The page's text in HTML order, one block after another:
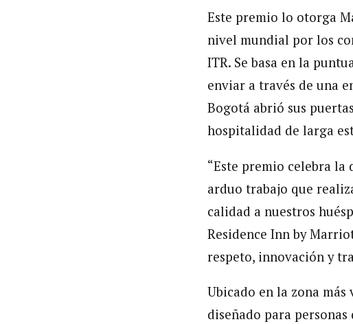
Este premio lo otorga
nivel mundial por los
ITR. Se basa en la
enviar a través de una
Bogotá abrió sus
hospitalidad de larga
“Este premio celebra la
arduo trabajo que
calidad a nuestros
Residence Inn by
respeto, innovación y
Ubicado en la zona
diseñado para